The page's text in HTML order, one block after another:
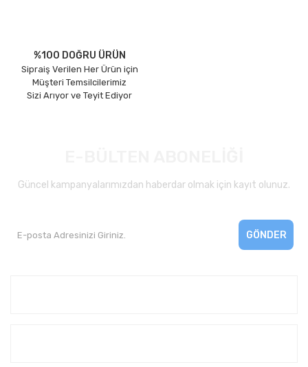
%100 DOĞRU ÜRÜN
Sipraiş Verilen Her Ürün için
Müşteri Temsilcilerimiz
Sizi Arıyor ve Teyit Ediyor
Güncel kampanyalarımızdan haberdar olmak için kayıt olunuz.
GÖNDER